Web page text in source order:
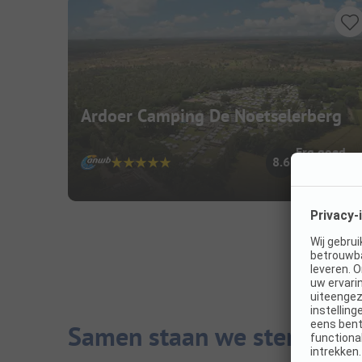
Ardoer Camping De Noetselerberg
8.6
Erg goed
Samen staan we sterker